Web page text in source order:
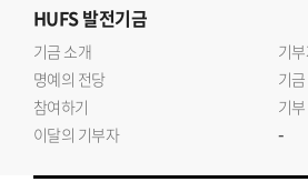
HUFS발전기금
기금 소개
기
명예의 전당
기
참여하기
기
이달의 기부자
-